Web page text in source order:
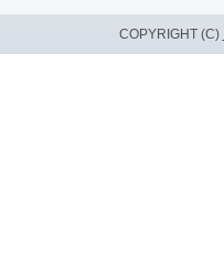
COPYRIGHT (C)